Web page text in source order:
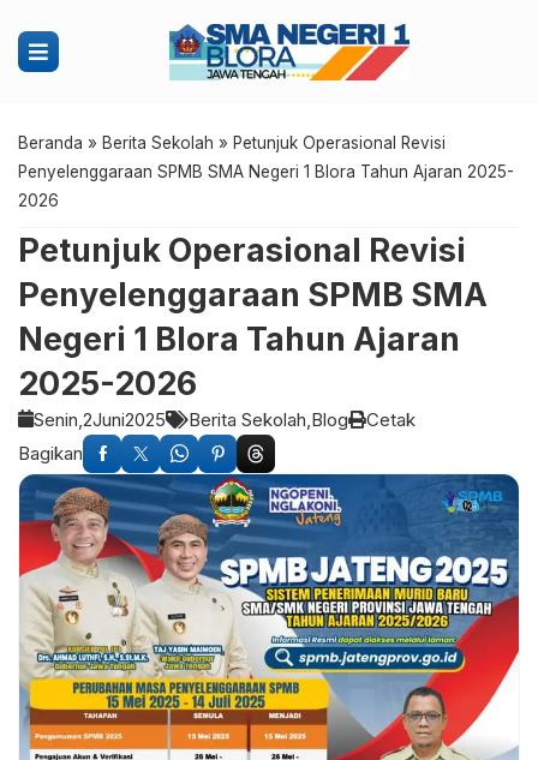
Beranda » Berita Sekolah » Petunjuk Operasional Revisi
Penyelenggaraan SPMB SMA Negeri 1 Blora Tahun Ajaran 2025-
2026
Petunjuk Operasional Revisi
Penyelenggaraan SPMB SMA
Negeri 1 Blora Tahun Ajaran
2025-2026
Senin, 2Juni2025 Berita Sekolah Blog
Cetak
Bagikan